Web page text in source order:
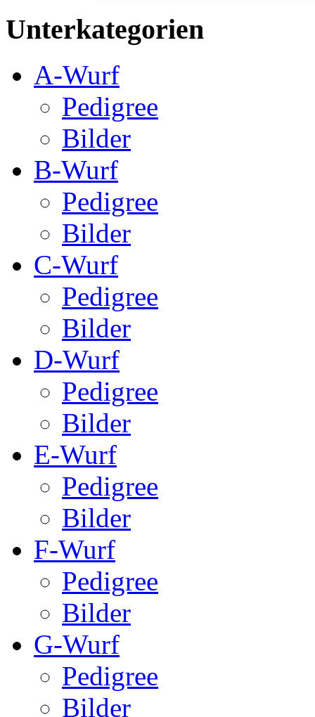
Unterkategorien
A-Wurf
Pedigree
Bilder
B-Wurf
Pedigree
Bilder
C-Wurf
Pedigree
Bilder
D-Wurf
Pedigree
Bilder
E-Wurf
Pedigree
Bilder
F-Wurf
Pedigree
Bilder
G-Wurf
Pedigree
Bilder